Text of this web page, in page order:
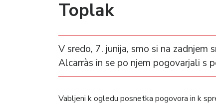
Toplak
V sredo, 7. junija, smo si na
Alcarràs in se po njem pogovarjali s
Vabljeni k ogledu posnetka pogovora in k